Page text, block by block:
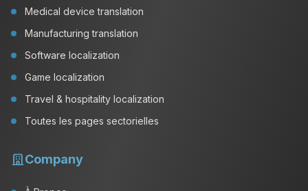
Medical device translation
Manufacturing translation
Software localization
Game localization
Travel & hospitality localization
Toutes les pages sectorielles
Company